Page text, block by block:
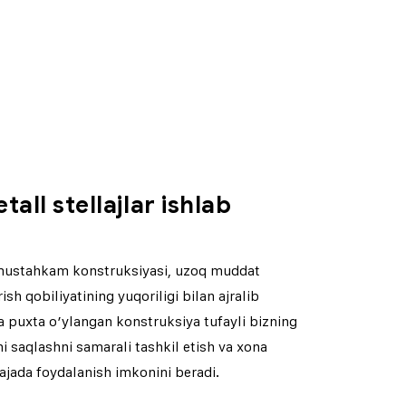
stellajlar ishlab
konstruksiyasi, uzoq muddat
qobiliyatining yuqoriligi bilan ajralib
puxta o’ylangan konstruksiya tufayli bizning
samarali tashkil etish va xona
foydalanish imkonini beradi.